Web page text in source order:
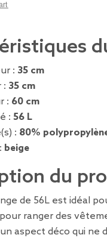
: 35 cm
: 35 cm
: 60 cm
: 56 L
: 80%
beige
du
de 56L est idéal
ranger des
aspect déco qui ne